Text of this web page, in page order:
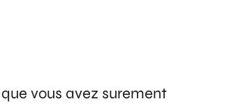
vous avez surement